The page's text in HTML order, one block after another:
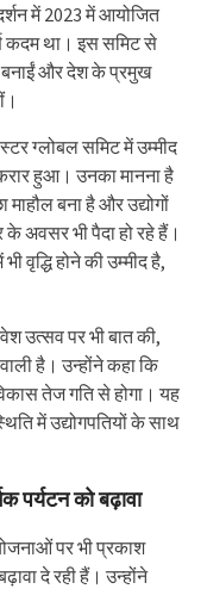
में 2023 में आयोजित
कदम था। इस समिट से
बनाईं और देश के प्रमुख
ग्लोबल समिट में उम्मीद
हुआ। उनका मानना है
बना है और उद्योगों
अवसर भी पैदा हो रहे हैं।
वृद्धि होने की उम्मीद है,
उत्सव पर भी बात की,
है। उन्होंने कहा कि
तेज गति से होगा। यह
में उद्योगपतियों के साथ
पर्यटन को बढ़ावा
पर भी प्रकाश
दे रही हैं। उन्होंने